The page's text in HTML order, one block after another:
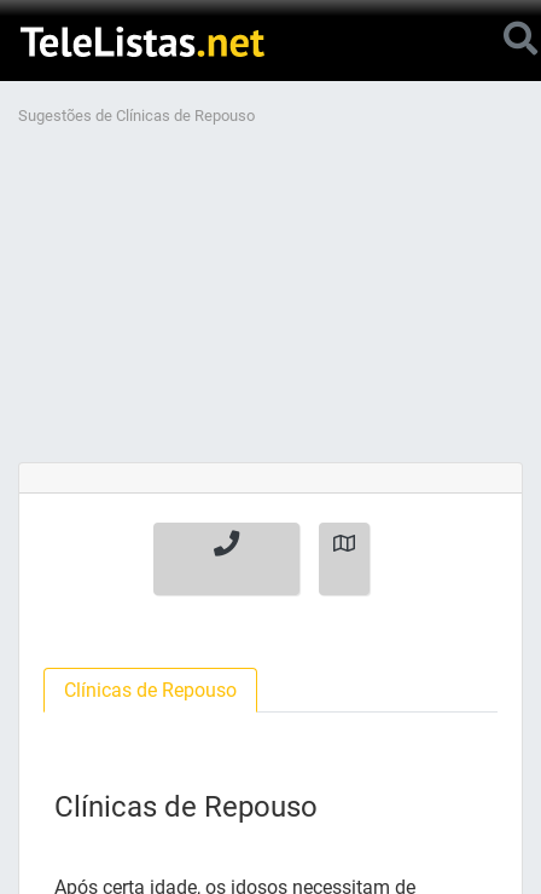
Sugestões de Clínicas de Repouso
Clínicas de Repouso
Clínicas de Repouso
Após certa idade, os idosos necessitam de